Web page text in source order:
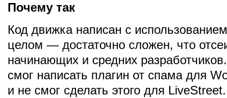
Почему так
Код движка написан с
целом — достаточно сложен, что
начинающих и средних
смог написать плагин от спама для
и не смог сделать этого для